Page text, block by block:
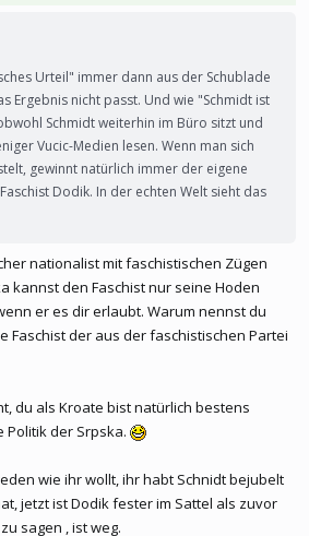
Urteil" immer dann aus der Schublade
Ergebnis nicht passt. Und wie "Schmidt ist
Schmidt weiterhin im Büro sitzt und
Vucic-Medien lesen. Wenn man sich
gewinnt natürlich immer der eigene
Dodik. In der echten Welt sieht das
nationalist mit faschistischen Zügen
kannst den Faschist nur seine Hoden
er es dir erlaubt. Warum nennst du
Faschist der aus der faschistischen Partei
du als Kroate bist natürlich bestens
der Srpska.
wie ihr wollt, ihr habt Schnidt bejubelt
jetzt ist Dodik fester im Sattel als zuvor
sagen , ist weg.